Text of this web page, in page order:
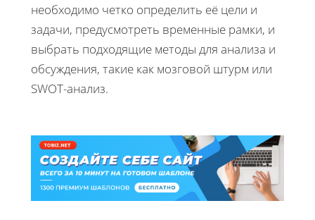
необходимо четко определить её цели и
задачи, предусмотреть временные рамки, и
выбрать подходящие методы для анализа и
обсуждения, такие как мозговой штурм или
SWOT-анализ.